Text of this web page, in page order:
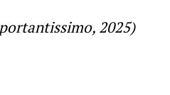
2025)